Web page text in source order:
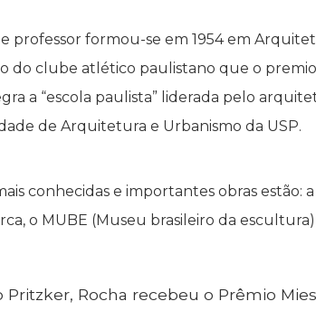
professor formou-se em 1954 em
do clube atlético paulistano que o
a “escola paulista” liderada pelo
de Arquitetura e Urbanismo da USP.
conhecidas e importantes obras
o MUBE (Museu brasileiro da escultura)
Pritzker, Rocha recebeu o Prêmio